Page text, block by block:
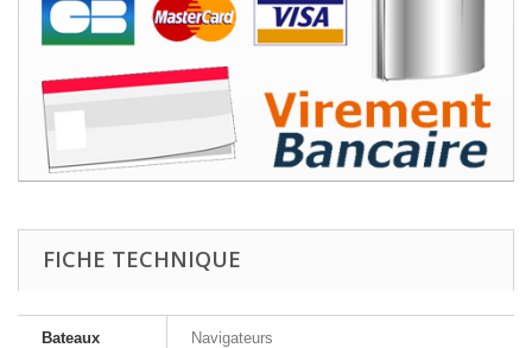
FICHE TECHNIQUE
Bateaux Navigateurs